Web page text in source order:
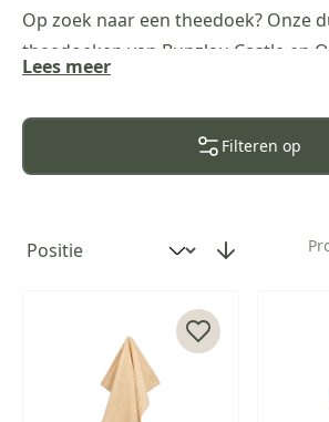
Op zoek naar een theedoek? Onze
theedoeken van Bunzlau Castle en
hebben een hoog
aan je keuken.We hebben mooie
Combineer de
bijpassende keukendoek.
Lees meer
Filteren op